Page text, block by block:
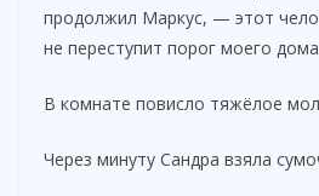
продолжил Маркус, — этот
не переступит порог моего
В комнате повисло тяжёлое
Через минуту Сандра взяла